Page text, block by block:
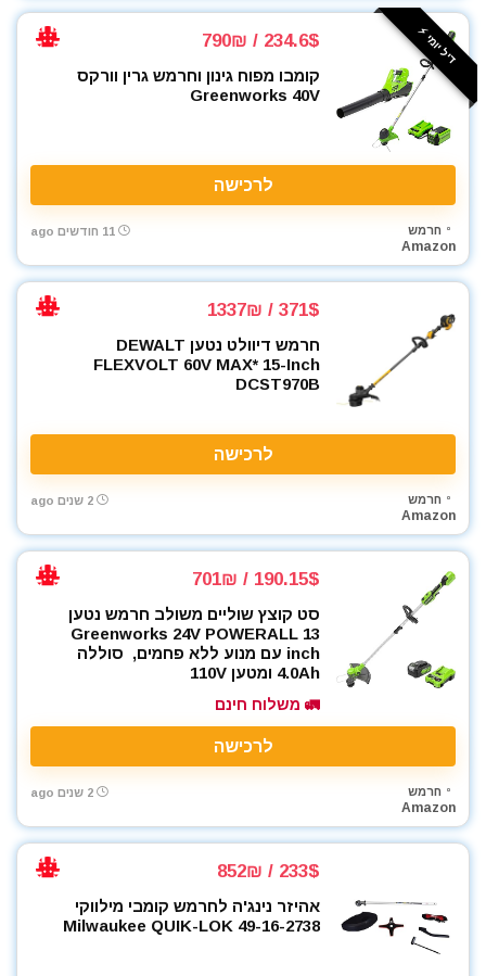
מסור פנדל גרונג
מסור שולחני
מסור שורף
מסור שרשרת
מסורים
מסכות ריתוך
מערבל דבק / צבע
מפוח עלים
מפסלות
מפתח רטיטה 1/2"
מפתח רטיטה 3/4"
מפתח רטיטה 3/8"
מקדחה רוטטת
מקדחים
מקצוע חשמלי
מקצועות
משאבה טבולה
משאבת ואקום
משחזת זווית
סוללות
סכינים וכלי בישול
עגלת כלים
ערכות קומבו 3 כלים ויותר
דיל יומי ⚡️ 234.6$ / 790₪
קומבו מפוח גינון וחרמש גרין וורקס
Greenworks 40V
לרכישה
חרמש
Amazon
11 חודשים ago
371$ / 1337₪
חרמש דיוולט נטען DEWALT
FLEXVOLT 60V MAX* 15-Inch
DCST970B
לרכישה
חרמש
Amazon
2 שנים ago
190.15$ / 701₪
סט קוצץ שוליים משולב חרמש נטען
Greenworks 24V POWERALL 13
inch עם מנוע ללא פחמים, סוללה
4.0Ah ומטען 110V
🚛 משלוח חינם
לרכישה
חרמש
Amazon
2 שנים ago
233$ / 852₪
אהיזר נינג'ה לחרמש קומבי מילווקי
Milwaukee QUIK-LOK 49-16-2738